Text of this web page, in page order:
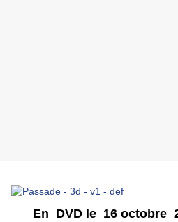
En DVD le 16 octobre